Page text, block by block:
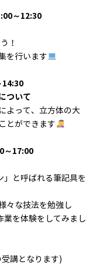
～12:30
！
を行います
14:30
ついて
よって、立方体の大
とができます
～17:00
」と呼ばれる筆記具を
々な技法を勉強し
業を体験をしてみまし
講となります)